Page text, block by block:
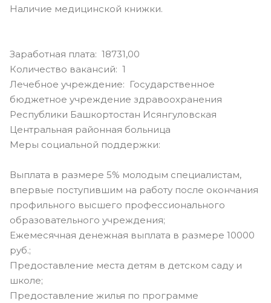
Наличие медицинской книжки.
Заработная плата: 18731,00
Количество вакансий: 1
Лечебное учреждение: Государственное
бюджетное учреждение здравоохранения
Республики Башкортостан Исянгуловская
Центральная районная больница
Меры социальной поддержки:
Выплата в размере 5% молодым специалистам,
впервые поступившим на работу после окончания
профильного высшего профессионального
образовательного учреждения;
Ежемесячная денежная выплата в размере 10000
руб.;
Предоставление места детям в детском саду и
школе;
Предоставление жилья по программе